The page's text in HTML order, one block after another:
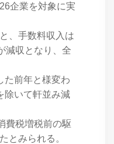
企業を対象に実
、手数料収入は
減収となり、全
た前年と様変わ
除いて軒並み減
費税増税前の駆
とみられる。